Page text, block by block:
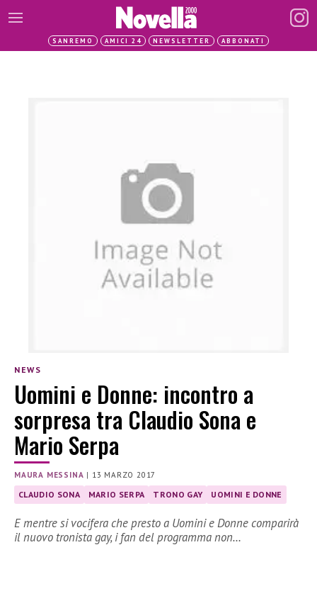
SANREMO AMICI 24 NEWSLETTER ABBONATI
NEWS
Uomini e Donne: incontro a
sorpresa tra Claudio Sona e
Mario Serpa
MAURA MESSINA | 13 MARZO 2017
CLAUDIO SONA MARIO SERPA TRONO GAY UOMINI E DONNE
E mentre si vocifera che presto a Uomini e Donne comparirà
il nuovo tronista gay, i fan del programma non…